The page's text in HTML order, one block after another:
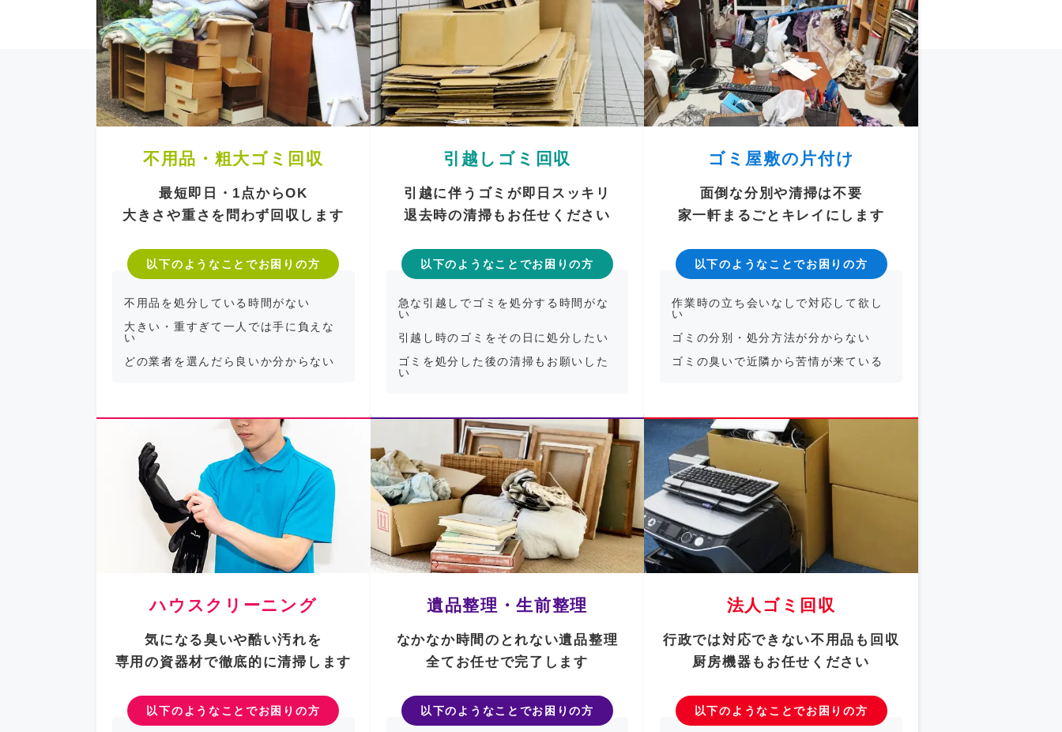
不用品・粗大ゴミ回収
最短即日・1点からOK
大きさや重さを問わず回収します
以下のようなことでお困りの方
不用品を処分している時間がない
大きい・重すぎて一人では手に負えな
い
どの業者を選んだら良いか分からない
引越しゴミ回収
引越に伴うゴミが即日スッキリ
退去時の清掃もお任せください
以下のようなことでお困りの方
急な引越しでゴミを処分する時間がな
い
引越し時のゴミをその日に処分したい
ゴミを処分した後の清掃もお願いした
い
ゴミ屋敷の片付け
面倒な分別や清掃は不要
家一軒まるごとキレイにします
以下のようなことでお困りの方
作業時の立ち会いなしで対応して欲し
い
ゴミの分別・処分方法が分からない
ゴミの臭いで近隣から苦情が来ている
ハウスクリーニング
気になる臭いや酷い汚れを
専用の資器材で徹底的に清掃します
以下のようなことでお困りの方
遺品整理・生前整理
なかなか時間のとれない遺品整理
全てお任せで完了します
以下のようなことでお困りの方
法人ゴミ回収
行政では対応できない不用品も回収
厨房機器もお任せください
以下のようなことでお困りの方